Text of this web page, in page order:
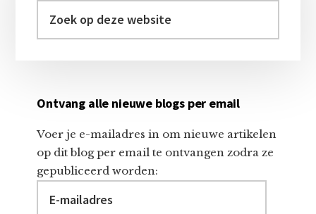
op
Ontvang alle nieuwe blogs per email
Voer je e-mailadres in om nieuwe artikelen
op dit blog per email te ontvangen zodra ze
gepubliceerd worden:
mailadres